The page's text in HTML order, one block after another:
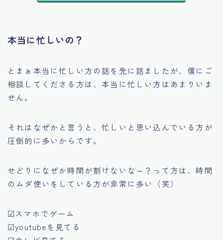
本当に忙しいの？
とまぁ本当に忙しい方の話を先に話ましたが、 僕にご
相談してくださる方は、本当に忙しい方はあまりいま
せん。
それはなぜかと言うと、忙しいと思い込んでいる方が
圧倒的に多いからです。
せどりになぜか時間が割けないな～？って方は、時間
のムダ使いをしている方が非常に多い（笑）
☑スマホでゲーム
☑youtubeを見てる